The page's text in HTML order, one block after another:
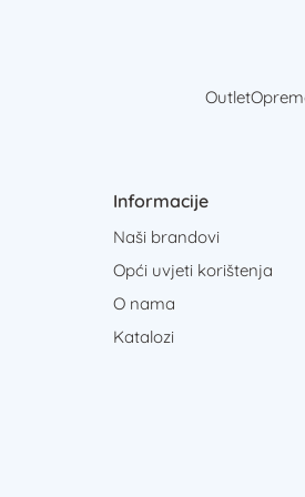
Outlet
Informacije
Naši brandovi
Opći uvjeti korištenja
O nama
Katalozi